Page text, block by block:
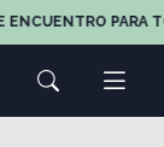
PARA